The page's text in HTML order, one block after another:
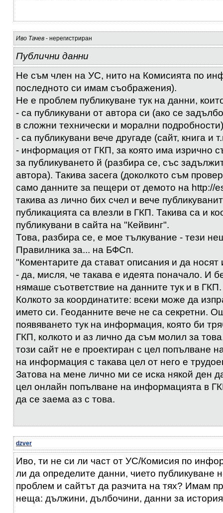
Иво Тачев - нерегистриран
Публични данни
Не съм член на УС, нито на Комисията по
последното си имам съображения).
Не е проблем публикуване тук на данни,
- са публикувани от автора си (ако се
в сложни технически и морални
- са публикувани вече другаде (сайт, книга и
- информация от ГКП, за която има изрично
за публикуването й (разбира се, със
автора). Такива засега (доколкото съм
само данните за пещери от демото на http://
такива аз лично бих счел и вече
публикацията са влезли в ГКП. Такива са и
публикувани в сайта на "Кейвинг".
Това, разбира се, е мое тълкувание - тези
Правилника за... на БФСп.
"Коментарите да стават описания и да носят
- да, мисля, че такава е идеята поначало. И
нямаше съответствие на данните тук и в ГКП.
Колкото за координатите: всеки може да
името си. Геоданните вече не са секретни.
появяването тук на информация, която би
ГКП, колкото и аз лично да съм молил за
този сайт не е проектиран с цел попълване
на информация с такава цел от него е
Затова на мене лично ми се иска някой ден
цел онлайн попълване на информацията в
да се заема аз с това.
dzver
Иво, ти не си ли част от УС/Комисия по
ли да определите данни, чието публикуване
проблем и сайтът да разчита на тях? Имам
неща: дължини, дълбочини, данни за